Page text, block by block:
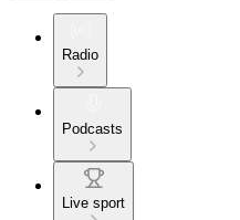
Radio
Podcasts
Live sport